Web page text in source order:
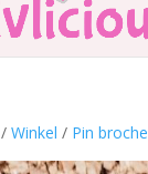
/Winkel / Pin broche